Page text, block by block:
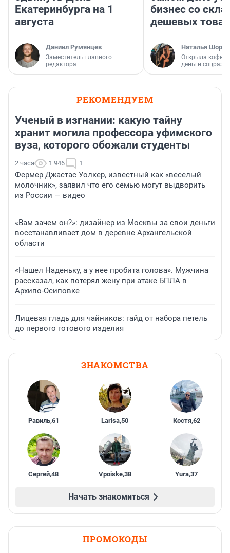
Екатеринбурга на 1
августа
Даниил Румянцев
Заместитель главного
редактора
бизнес со
дешевых
Наталья
Открыла
деньги
РЕКОМЕНДУЕМ
Ученый в изгнании: какую тайну
хранит могила профессора уфимского
вуза, которого обожали студенты
2 часа 1 946 1
Фермер Джастас Уолкер, известный как «веселый
молочник», заявил что его семью могут выдворить
из России — видео
«Вам зачем он?»: дизайнер из Москвы за свои деньги
восстанавливает дом в деревне Архангельской
области
«Нашел Наденьку, а у нее пробита голова». Мужчина
рассказал, как потерял жену при атаке БПЛА в
Архипо-Осиповке
Лицевая гладь для чайников: гайд от набора петель
до первого готового изделия
ЗНАКОМСТВА
Равиль,61 Larisa,50 Костя,62
Сергей,48 Vpoiske,38 Yura,37
Начать знакомиться
ПРОМОКОДЫ